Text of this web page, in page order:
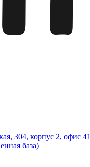
304, корпус 2, офис 41
база)